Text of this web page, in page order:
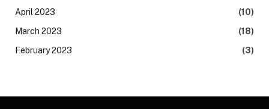
April 2023
(10)
March 2023
(18)
February 2023
(3)